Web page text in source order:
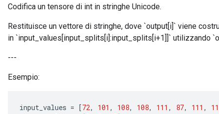
Codifica un tensore di int in stringhe Unicode.
Restituisce un vettore di stringhe, dove `output[i]` viene
in `input_values[input_splits[i]:input_splits[i+1]]` utilizzando
---
Esempio:
input_values = [72, 101 , 108, 108, 111 , 87, 111 ,